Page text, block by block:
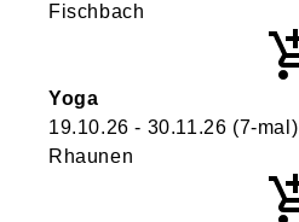
Fischbach
Yoga
19.10.26 - 30.11.26 (7-mal)
Rhaunen